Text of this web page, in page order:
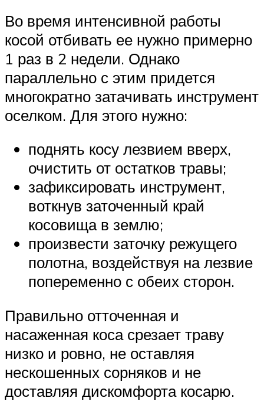
Во время интенсивной работы
косой отбивать ее нужно примерно
1 раз в 2 недели. Однако
параллельно с этим придется
многократно затачивать инструмент
оселком. Для этого нужно:
поднять косу лезвием вверх,
очистить от остатков травы;
зафиксировать инструмент,
воткнув заточенный край
косовища в землю;
произвести заточку режущего
полотна, воздействуя на лезвие
попеременно с обеих сторон.
Правильно отточенная и
насаженная коса срезает траву
низко и ровно, не оставляя
нескошенных сорняков и не
доставляя дискомфорта косарю.